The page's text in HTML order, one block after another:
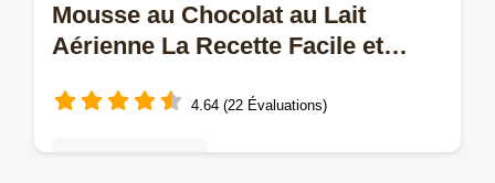
Mousse au Chocolat au Lait
Aérienne La Recette Facile et
4.64 (22 Évaluations)